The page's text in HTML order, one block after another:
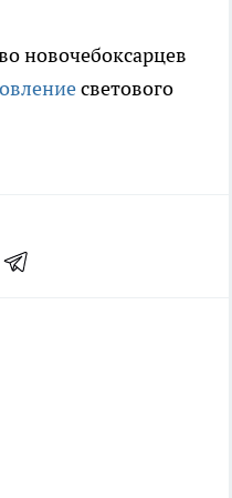
новочебоксарцев
светового